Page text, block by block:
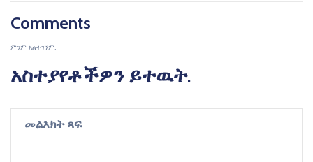
Comments
ምንም አልተገኘም.
አስተያየቶችዎን ይተዉት.